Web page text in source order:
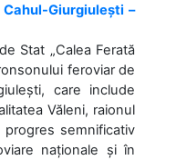
Giurgiulești –
Stat „Calea Ferată
feroviar de
care include
Văleni, raionul
progres semnificativ
naționale și în